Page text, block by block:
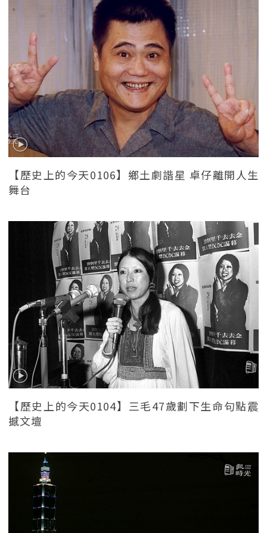
【歷史上的今天0106】鄉土劇諧星 卓仔離開人生
舞台
【歷史上的今天0104】三毛47歲劃下生命句點震
撼文壇